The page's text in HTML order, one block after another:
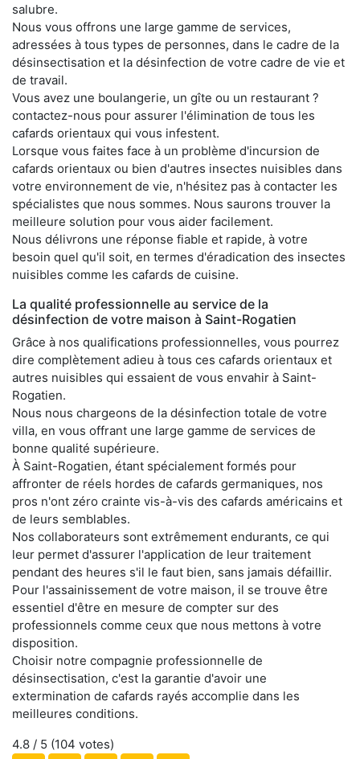
salubre.
Nous vous offrons une large gamme de services,
adressées à tous types de personnes, dans le cadre de la
désinsectisation et la désinfection de votre cadre de vie et
de travail.
Vous avez une boulangerie, un gîte ou un restaurant ?
contactez-nous pour assurer l'élimination de tous les
cafards orientaux qui vous infestent.
Lorsque vous faites face à un problème d'incursion de
cafards orientaux ou bien d'autres insectes nuisibles dans
votre environnement de vie, n'hésitez pas à contacter les
spécialistes que nous sommes. Nous saurons trouver la
meilleure solution pour vous aider facilement.
Nous délivrons une réponse fiable et rapide, à votre
besoin quel qu'il soit, en termes d'éradication des insectes
nuisibles comme les cafards de cuisine.
La qualité professionnelle au service de la
désinfection de votre maison à Saint-Rogatien
Grâce à nos qualifications professionnelles, vous pourrez
dire complètement adieu à tous ces cafards orientaux et
autres nuisibles qui essaient de vous envahir à Saint-
Rogatien.
Nous nous chargeons de la désinfection totale de votre
villa, en vous offrant une large gamme de services de
bonne qualité supérieure.
À Saint-Rogatien, étant spécialement formés pour
affronter de réels hordes de cafards germaniques, nos
pros n'ont zéro crainte vis-à-vis des cafards américains et
de leurs semblables.
Nos collaborateurs sont extrêmement endurants, ce qui
leur permet d'assurer l'application de leur traitement
pendant des heures s'il le faut bien, sans jamais défaillir.
Pour l'assainissement de votre maison, il se trouve être
essentiel d'être en mesure de compter sur des
professionnels comme ceux que nous mettons à votre
disposition.
Choisir notre compagnie professionnelle de
désinsectisation, c'est la garantie d'avoir une
extermination de cafards rayés accomplie dans les
meilleures conditions.
4.8 / 5 (104 votes)